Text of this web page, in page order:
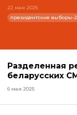
22 мая 2025
президентские выборы-
Разделенная
беларусских
6 мая 2025